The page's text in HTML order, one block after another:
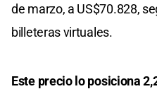
de marzo, a US$70.828,
billeteras virtuales.
Este precio lo posiciona